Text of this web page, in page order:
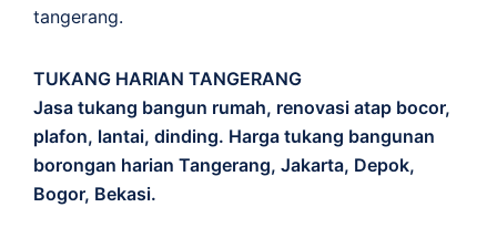
tangerang.
TUKANG HARIAN TANGERANG
Jasa tukang bangun rumah, renovasi atap bocor,
plafon, lantai, dinding. Harga tukang bangunan
borongan harian Tangerang, Jakarta, Depok,
Bogor, Bekasi.